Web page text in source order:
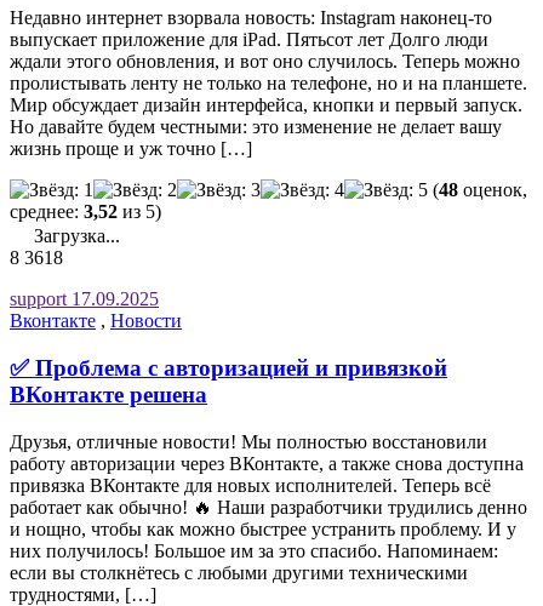
Недавно интернет взорвала новость: Instagram наконец-то
выпускает приложение для iPad. Пятьсот лет Долго люди
ждали этого обновления, и вот оно случилось. Теперь можно
пролистывать ленту не только на телефоне, но и на планшете.
Мир обсуждает дизайн интерфейса, кнопки и первый запуск.
Но давайте будем честными: это изменение не делает вашу
жизнь проще и уж точно […]
(48 оценок,
среднее: 3,52 из 5)
Загрузка...
8 3618
support 17.09.2025
Вконтакте , Новости
✅ Проблема с авторизацией и привязкой
ВКонтакте решена
Друзья, отличные новости! Мы полностью восстановили
работу авторизации через ВКонтакте, а также снова доступна
привязка ВКонтакте для новых исполнителей. Теперь всё
работает как обычно! 🔥 Наши разработчики трудились денно
и нощно, чтобы как можно быстрее устранить проблему. И у
них получилось! Большое им за это спасибо. Напоминаем:
если вы столкнётесь с любыми другими техническими
трудностями, […]